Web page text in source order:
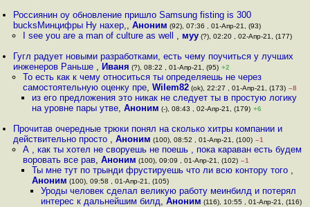
Россиянин оу обновление пришло Samsung fisting is 300
bucksМинцифры Ну нахер,,Аноним (92), 07:36 , 01-Апр-21, (93)
I see you are a man of culture as well , муу(?), 02:20 , 02-Апр-21, (177)
Гугл радует новыми разработками, есть чему поучиться у лучших
инженеров Раньше , Иваня (?), 08:22 , 01-Апр-21, (95) +2
То есть как к чему относиться ты определяешь не через
самостоятельную оценку пре, Wilem82(ok), 22:27 , 01-Апр-21, (173) –8
из его предложения это никак не следует ты в простую логику
на уровне пары утве, Аноним (-), 08:43 , 02-Апр-21, (179) +6
Прочитав очередные трюки понял на сколько хитры компании и
действительно просто ,Аноним (100), 08:52 , 01-Апр-21, (100) –1
А , как ты хотел не своруешь не поешь , пока караван есть будем
воровать все рав, Аноним (100), 09:09 , 01-Апр-21, (102) –1
Ты мне тут по трынди фрустируешь что ли всю контору того ,
Аноним (100), 09:58 , 01-Апр-21, (105)
Уроды человек сделал великую работу меинбилд и потерял
интерес к дальнейшим билд,Аноним (116), 10:55 , 01-Апр-21, (116)